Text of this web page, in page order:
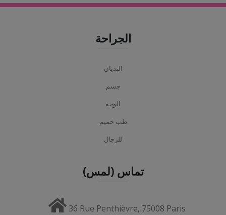
الجراحة
الثديان
جسم
الوجه
طب حميم
للرجال
تماس (لمس)
36 Rue Penthièvre, 75008 Paris